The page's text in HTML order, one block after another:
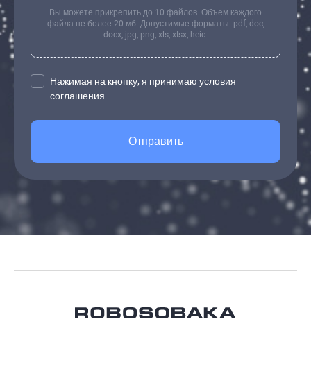
Нажимая на кнопку, я принимаю условия
соглашения.
Отправить